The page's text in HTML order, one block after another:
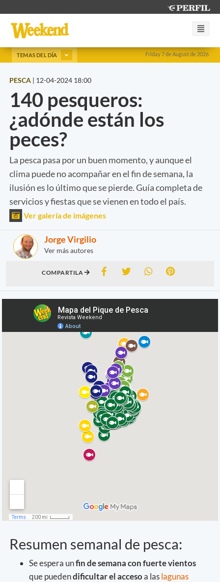
Friday 7 de August de 2026
TEMAS DEL DÍA
PESCA | 12-04-2024 18:00
140 pesqueros:
¿adónde están los
peces?
La pesca pasa por un buen momento, y aunque el
clima puede no acompañar en el fin de semana, la
ilusión es lo último que se pierde. Guía completa de
servicios y fiestas que se vienen en todo el país.
Ver galería de imágenes
Jorge Virgilio
Ver más autores
COMPARTILA
Resumen semanal de pesca:
Se espera unfin de semana con fuerte vientos
que puedendificultar el accesoa laslagunas